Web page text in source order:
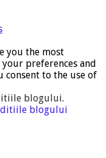
you the most
preferences and
consent to the use of
blogului.
blogului